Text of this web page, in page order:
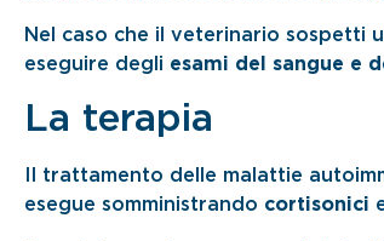
Nel caso che il veterinario sospetti
eseguire degli esami del sangue e
La terapia
Il trattamento delle malattie
esegue somministrando cortisonici